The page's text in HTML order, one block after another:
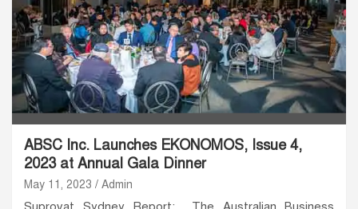
ABSC Inc. Launches EKONOMOS, Issue 4,
2023 at Annual Gala Dinner
May 11, 2023 Admin